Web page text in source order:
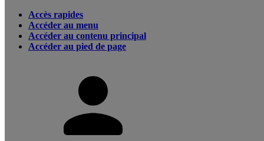
Accès rapides
Accéder au menu
Accéder au contenu principal
Accéder au pied de page